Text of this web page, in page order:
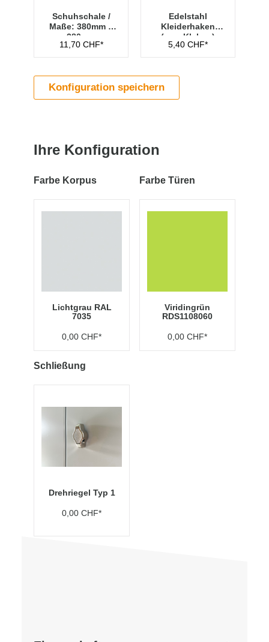
Schuhschale /
Maße: 380mm x
280mm
11,70 CHF*
Edelstahl
Kleiderhaken
(zum Kleben)
5,40 CHF*
Konfiguration speichern
Ihre Konfiguration
Farbe Korpus
Lichtgrau RAL
7035
0,00 CHF*
Farbe Türen
Viridingrün
RDS1108060
0,00 CHF*
Schließung
Drehriegel Typ 1
0,00 CHF*